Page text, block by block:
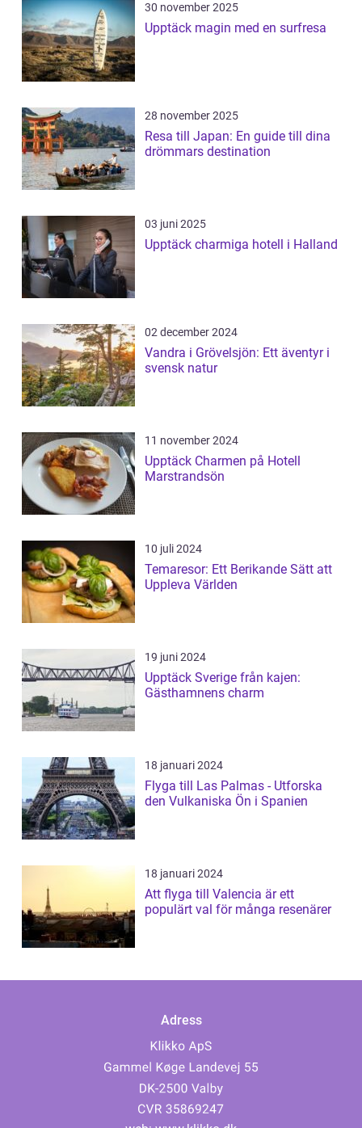
30 november 2025
Upptäck magin med en surfresa
28 november 2025
Resa till Japan: En guide till dina
drömmars destination
03 juni 2025
Upptäck charmiga hotell i Halland
02 december 2024
Vandra i Grövelsjön: Ett äventyr i
svensk natur
11 november 2024
Upptäck Charmen på Hotell
Marstrandsön
10 juli 2024
Temaresor: Ett Berikande Sätt att
Uppleva Världen
19 juni 2024
Upptäck Sverige från kajen:
Gästhamnens charm
18 januari 2024
Flyga till Las Palmas - Utforska
den Vulkaniska Ön i Spanien
18 januari 2024
Att flyga till Valencia är ett
populärt val för många resenärer
Adress